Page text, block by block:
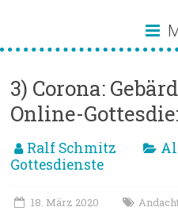
3) Corona:
Online-
Ralf Schmitz
Gottesdienste
18. März 2020